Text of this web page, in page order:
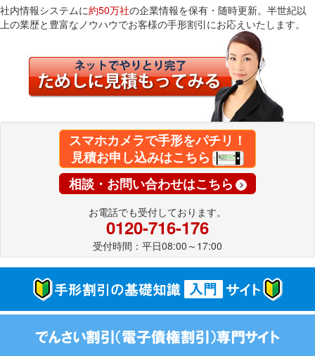
社内情報システムに約50万社の企業情報を保有・随時更新。半世紀以
上の業歴と豊富なノウハウでお客様の手形割引にお応えいたします。
スマホカメラで手形をパチリ！
見積お申し込みはこちら
相談・お問い合わせはこちら
お電話でも受付しております。
0120-716-176
受付時間：平日08:00～17:00